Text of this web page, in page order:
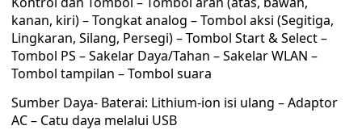
kanan, kiri) – Tongkat analog – Tombol aksi (Segitiga,
Lingkaran, Silang, Persegi) – Tombol Start & Select –
Tombol PS – Sakelar Daya/Tahan – Sakelar WLAN –
Tombol tampilan – Tombol suara
Sumber Daya- Baterai: Lithium-ion isi ulang – Adaptor
AC – Catu daya melalui USB